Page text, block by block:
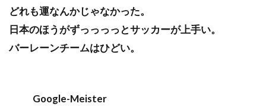
どれも運なんかじゃなかった。
日本のほうがずっっっっとサッカーが上手い。
バーレーンチームはひどい。
Google-Meister